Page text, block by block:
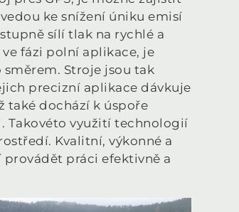
ke snížení úniku emisí
sílí tlak na rychlé a
fázi polní aplikace, je
Stroje jsou tak
precizní aplikace dávkuje
také dochází k úspoře
Takovéto využití technologií
Kvalitní, výkonné a
práci efektivně a